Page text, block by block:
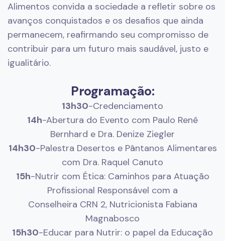
Alimentos convida a sociedade a refletir sobre os
avanços conquistados e os desafios que ainda
permanecem, reafirmando seu compromisso de
contribuir para um futuro mais saudável, justo e
igualitário.
Programação:
13h30-Credenciamento
14h-Abertura do Evento com Paulo Renê
Bernhard e Dra. Denize Ziegler
14h30-Palestra Desertos e Pântanos Alimentares
com Dra. Raquel Canuto
15h-Nutrir com Ética: Caminhos para Atuação
Profissional Responsável com a
Conselheira CRN 2, Nutricionista Fabiana
Magnabosco
15h30-Educar para Nutrir: o papel da Educação